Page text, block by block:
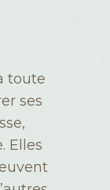
toute
ses
Elles